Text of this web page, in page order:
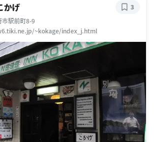
かげ
駅前町8-9
~kokage/index_j.html
3